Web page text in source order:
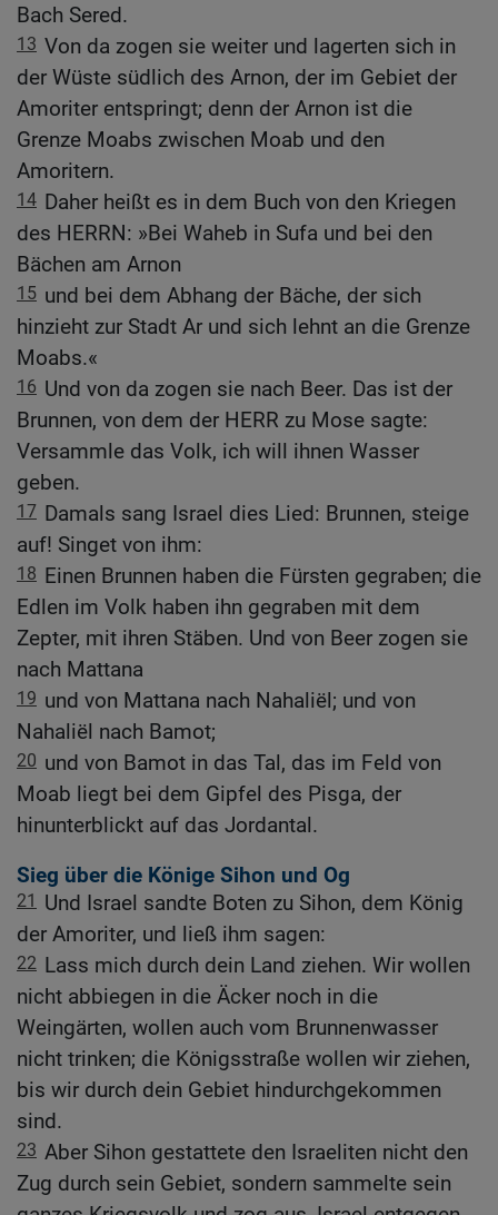
Bach Sered.
13 Von da zogen sie weiter und lagerten sich in
der Wüste südlich des Arnon, der im Gebiet der
Amoriter entspringt; denn der Arnon ist die
Grenze Moabs zwischen Moab und den
Amoritern.
14 Daher heißt es in dem Buch von den Kriegen
des HERRN: »Bei Waheb in Sufa und bei den
Bächen am Arnon
15 und bei dem Abhang der Bäche, der sich
hinzieht zur Stadt Ar und sich lehnt an die Grenze
Moabs.«
16 Und von da zogen sie nach Beer. Das ist der
Brunnen, von dem der HERR zu Mose sagte:
Versammle das Volk, ich will ihnen Wasser
geben.
17 Damals sang Israel dies Lied: Brunnen, steige
auf! Singet von ihm:
18 Einen Brunnen haben die Fürsten gegraben; die
Edlen im Volk haben ihn gegraben mit dem
Zepter, mit ihren Stäben. Und von Beer zogen sie
nach Mattana
19 und von Mattana nach Nahaliël; und von
Nahaliël nach Bamot;
20 und von Bamot in das Tal, das im Feld von
Moab liegt bei dem Gipfel des Pisga, der
hinunterblickt auf das Jordantal.
Sieg über die Könige Sihon und Og
21 Und Israel sandte Boten zu Sihon, dem König
der Amoriter, und ließ ihm sagen:
22 Lass mich durch dein Land ziehen. Wir wollen
nicht abbiegen in die Äcker noch in die
Weingärten, wollen auch vom Brunnenwasser
nicht trinken; die Königsstraße wollen wir ziehen,
bis wir durch dein Gebiet hindurchgekommen
sind.
23 Aber Sihon gestattete den Israeliten nicht den
Zug durch sein Gebiet, sondern sammelte sein